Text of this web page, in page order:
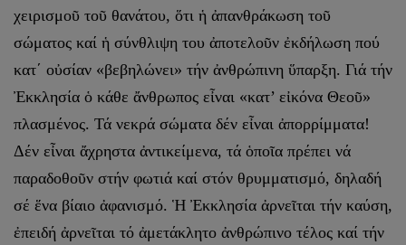
χειρισμοῦ τοῦ θανάτου, ὅτι ἡ ἀπανθράκωση τοῦ
σώματος καί ἡ σύνθλιψη του ἀποτελοῦν ἐκδήλωση πού
κατ΄ οὐσίαν «βεβηλώνει» τήν ἀνθρώ­πινη ὕπαρξη. Γιά τήν
Ἐκκλησία ὁ κάθε ἄνθρωπος εἶναι «κατ’ εἰκόνα Θεοῦ»
πλασμένος. Τά νεκρά σώματα δέν εἶναι ἀπορρίμματα!
Δέν εἶναι ἄχρηστα ἀντι­κείμενα, τά ὁποῖα πρέπει νά
παραδοθοῦν στήν φωτιά καί στόν θρυμματισμό, δηλαδή
σέ ἕνα βίαιο ἀφανισμό. Ἡ Ἐκκλησία ἀρνεῖται τήν καύση,
ἐπειδή ἀρ­νεῖται τό ἀμετάκλητο ἀνθρώπινο τέλος καί τήν